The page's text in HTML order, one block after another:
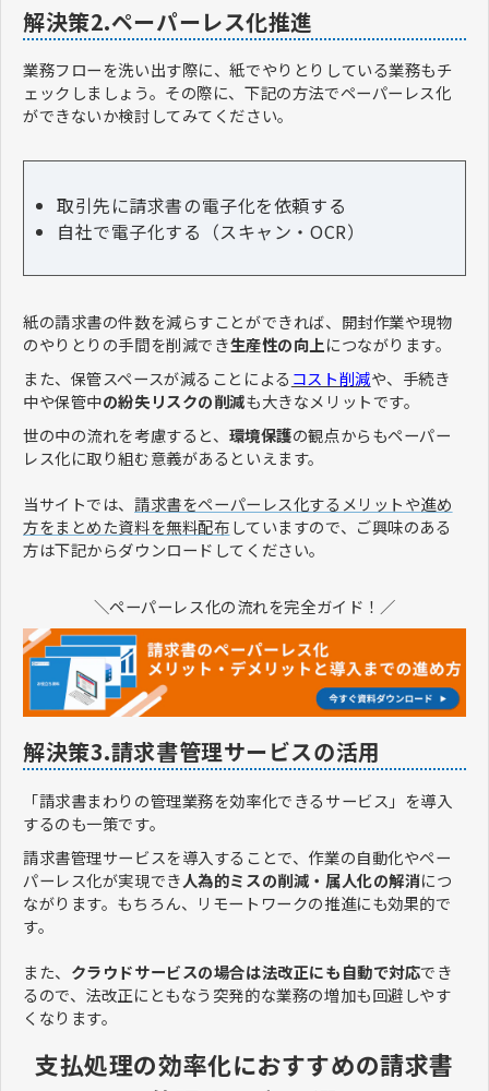
解決策2.ペーパーレス化推進
業務フローを洗い出す際に、紙でやりとりしている業務もチ
ェックしましょう。その際に、下記の方法でペーパーレス化
ができないか検討してみてください。
取引先に請求書の電子化を依頼する
自社で電子化する（スキャン・OCR）
紙の請求書の件数を減らすことができれば、開封作業や現物
のやりとりの手間を削減でき生産性の向上につながります。
また、保管スペースが減ることによる コスト削減や、手続き
中や保管中の紛失リスクの削減も大きなメリットです。
世の中の流れを考慮すると、 環境保護の観点からもペーパー
レス化に取り組む意義があるといえます。
当サイトでは、請求書をペーパーレス化するメリットや進め
方をまとめた資料を無料配布していますので、ご興味のある
方は下記からダウンロードしてください。
＼ペーパーレス化の流れを完全ガイド！／
解決策3.請求書管理サービスの活用
「請求書まわりの管理業務を効率化できるサービス」を導入
するのも一策です。
請求書管理サービスを導入することで、作業の自動化やペー
パーレス化が実現でき人為的ミスの削減・属人化の解消につ
ながります。もちろん、リモートワークの推進にも効果的で
す。
また、 クラウドサービスの場合は法改正にも自動で対応でき
るので、法改正にともなう突発的な業務の増加も回避しやす
くなります。
支払処理の効率化におすすめの請求書